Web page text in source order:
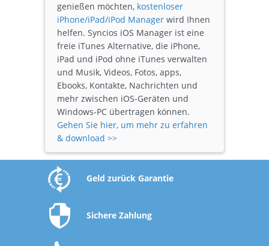
genießen möchten, kostenloser
iPhone/iPad/iPod Manager wird Ihnen
helfen. Syncios iOS Manager ist eine
freie iTunes Alternative, die iPhone,
iPad und iPod ohne iTunes verwalten
und Musik, Videos, Fotos, apps,
Ebooks, Kontakte, Nachrichten und
mehr zwischen iOS-Geräten und
Windows-PC übertragen können.
Gehen Sie hier, um mehr zu erfahren
& download >>
Geld zurück Garantie
Sichere Zahlung